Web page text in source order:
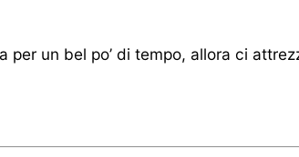
un bel po’ di tempo, allora ci